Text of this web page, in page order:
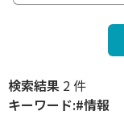
検索結果 2 件
キーワード:#情報